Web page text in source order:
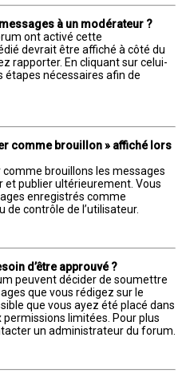
à un modérateur ?
ont activé cette
devrait être affiché à côté du
rapporter. En cliquant sur celui-
étapes nécessaires afin de
comme brouillon » affiché lors
comme brouillons les messages
et publier ultérieurement. Vous
enregistrés comme
de contrôle de l’utilisateur.
d’être approuvé ?
peuvent décider de soumettre
que vous rédigez sur le
que vous ayez été placé dans
permissions limitées. Pour plus
un administrateur du forum.